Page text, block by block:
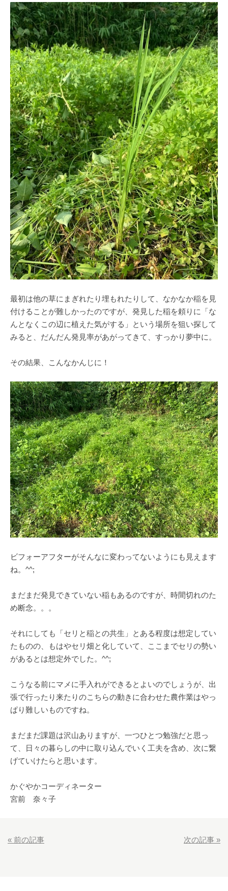
最初は他の草にまぎれたり埋もれたりして、なかなか稲を見
付けることが難しかったのですが、発見した稲を頼りに「な
んとなくこの辺に植えた気がする」という場所を狙い探して
みると、だんだん発見率があがってきて、すっかり夢中に。
その結果、こんなかんじに！
ビフォーアフターがそんなに変わってないようにも見えます
ね。^^;
まだまだ発見できていない稲もあるのですが、時間切れのた
め断念。。。
それにしても「セリと稲との共生」とある程度は想定してい
たものの、もはやセリ畑と化していて、ここまでセリの勢い
があるとは想定外でした。^^;
こうなる前にマメに手入れができるとよいのでしょうが、出
張で行ったり来たりのこちらの動きに合わせた農作業はやっ
ぱり難しいものですね。
まだまだ課題は沢山ありますが、一つひとつ勉強だと思っ
て、日々の暮らしの中に取り込んでいく工夫を含め、次に繋
げていけたらと思います。
かぐやかコーディネーター
宮前 奈々子
« 前の記事 次の記事 »